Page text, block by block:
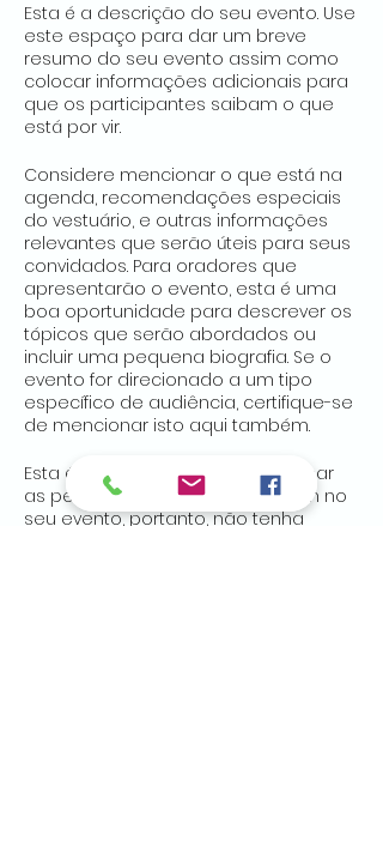
Esta é a descrição do seu evento. Use
este espaço para dar um breve
resumo do seu evento assim como
colocar informações adicionais para
que os participantes saibam o que
está por vir.
Considere mencionar o que está na
agenda, recomendações especiais
do vestuário, e outras informações
relevantes que serão úteis para seus
convidados. Para oradores que
apresentarão o evento, esta é uma
boa oportunidade para descrever os
tópicos que serão abordados ou
incluir uma pequena biografia. Se o
evento for direcionado a um tipo
específico de audiência, certifique-se
de mencionar isto aqui também.
Esta é sua oportunidade de animar
as pessoas para comparecerem no
seu evento, portanto, não tenha